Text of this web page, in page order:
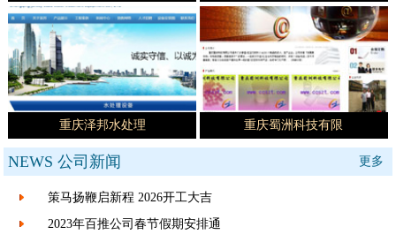
重庆泽邦水处理 重庆蜀洲科技有限
NEWS 公司新闻 更多
策马扬鞭启新程 2026开工大吉
2023年百推公司春节假期安排通